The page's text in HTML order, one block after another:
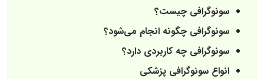
سونوگرافی چیست؟
سونوگرافی چگونه انجام می‌شود؟
سونوگرافی چه کاربردی دارد؟
انواع سونوگرافی پزشکی